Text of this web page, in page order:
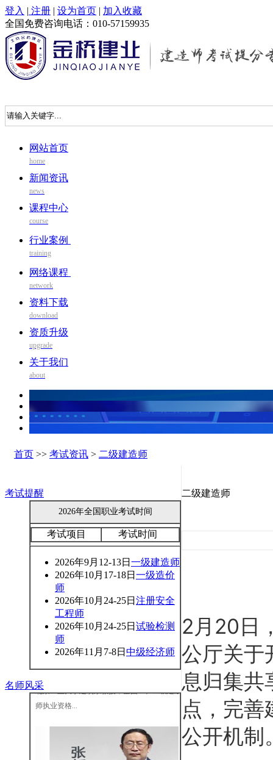
登入 | 注册 | 设为首页 | 加入收藏
全国免费咨询电话：010-57159935
网站首页
home
新闻资讯
news
课程中心
course
行业案例
training
网络课程
network
资料下载
download
资质升级
upgrade
关于我们
about
首页 >> 考试资讯 > 二级建造师
考试提醒
2026年全国职业考试时间
考试项目 考试时间
2026年9月12-13日 一级建造师
2026年10月17-18日 一级造价
师
2026年10月24-25日 注册安全
工程师
2026年10月24-25日 试验检测
师
2026年11月7-8日 中级经济师
名师风采
王树京
师执业资格...
二级建造师
2月20日
公厅关于
息归集共
点，完善
公开机制